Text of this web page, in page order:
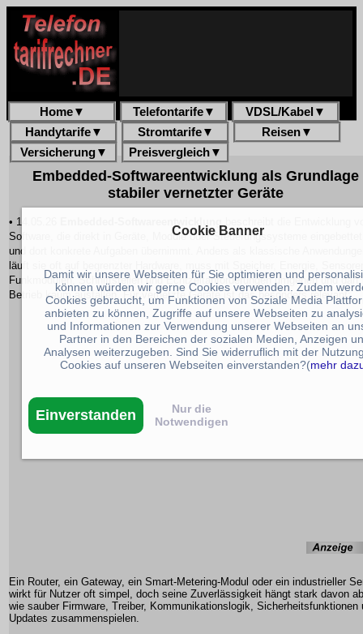
Home▼ Telefontarife▼ VDSL/Kabel ▼
Handytarife▼ Stromtarife▼ Reisen▼
Versicherung▼ Preisvergleich▼
Embedded-Softwareentwicklung als Grundlage
stabiler vernetzter Geräte
• 14.05.26
Software, die direkt in Geräte, Module oder Steuerungssysteme
und dort konkrete Aufgaben übernimmt. Anders als klassische
läuft sie oft auf begrenzter Hardware, muss mit Speicher, Energie,
Funkmodulen, Schnittstellen und Echtzeitanforderungen umgehen und darf
Betrieb kaum ausfallen. Für vernetzte Geräte ist das besonders relevant:
Ein Router, ein Gateway, ein Smart-Metering-Modul oder ein industrieller
wirkt für Nutzer oft simpel, doch seine Zuverlässigkeit hängt stark davon
wie sauber Firmware, Treiber, Kommunikationslogik, Sicherheitsfunktionen
Updates zusammenspielen.
Cookie Banner
Damit wir unsere Webseiten für Sie optimieren und
können würden wir gerne Cookies verwenden. Zudem
Cookies gebraucht, um Funktionen von Soziale Media
anbieten zu können, Zugriffe auf unsere Webseiten zu
und Informationen zur Verwendung unserer Webseiten an
Partner in den Bereichen der sozialen Medien, Anzeigen
Analysen weiterzugeben. Sind Sie widerruflich mit der
Cookies auf unseren Webseiten einverstanden?(mehr
Einverstanden
Nur die
Notwendigen